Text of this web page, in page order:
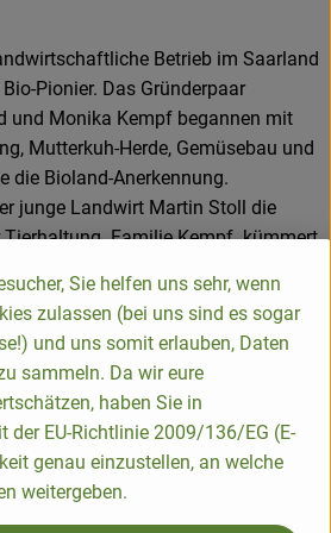
Betrieb im Saarland
Pionier. Das Gründerpaar
und Monika Kempf begannen mit
Mutterkuh-Herde, Gemüsebau und
die Bioland-Anerkennung.
junge Landwirt Martin Stoll die
Familie Kempf kümmert
großen Wert auf die transparente
Bioland-Ware und arbeiten
zusammen. Die Produktion
Teams bietet eine große
und Frische.
betreiben sie auf dem
die Bioland-Metzgerei, die
"Biobus" , den
Sie helfen uns sehr, wenn
zulassen (bei uns sind es sogar
und uns somit erlauben, Daten
sammeln. Da wir eure
haben Sie in
der EU-Richtlinie 2009/136/EG (E-
genau einzustellen, an welche
weitergeben.